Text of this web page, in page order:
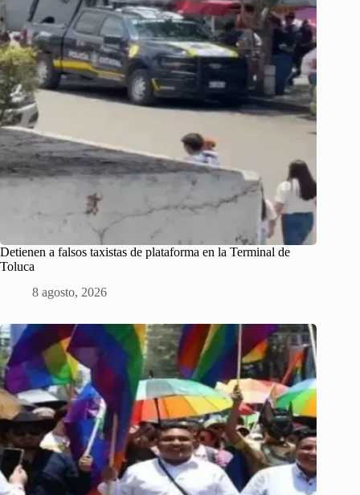
Detienen a falsos taxistas de plataforma en la Terminal de
Toluca
8 agosto, 2026